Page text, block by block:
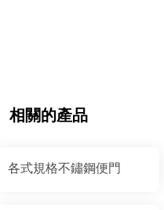
相關的產品
各式規格不鏽鋼便門